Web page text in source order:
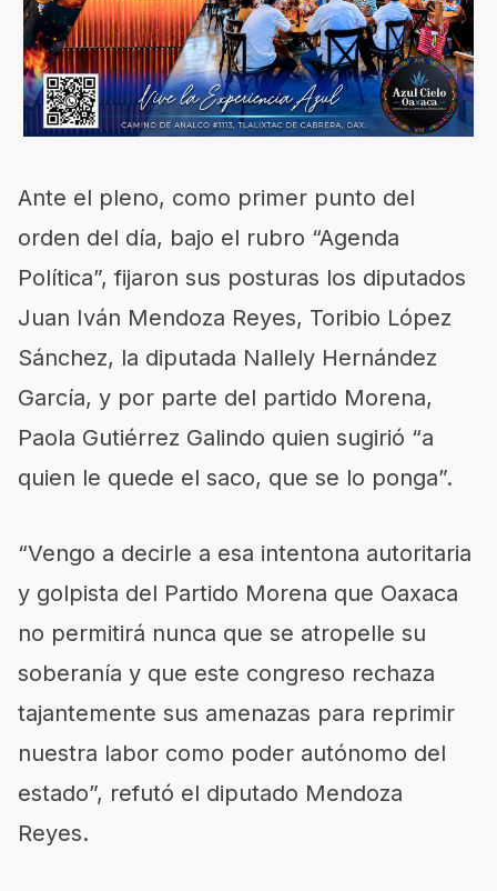
Ante el pleno, como primer punto del
orden del día, bajo el rubro “Agenda
Política”, fijaron sus posturas los diputados
Juan Iván Mendoza Reyes, Toribio López
Sánchez, la diputada Nallely Hernández
García, y por parte del partido Morena,
Paola Gutiérrez Galindo quien sugirió “a
quien le quede el saco, que se lo ponga”.
“Vengo a decirle a esa intentona autoritaria
y golpista del Partido Morena que Oaxaca
no permitirá nunca que se atropelle su
soberanía y que este congreso rechaza
tajantemente sus amenazas para reprimir
nuestra labor como poder autónomo del
estado”, refutó el diputado Mendoza
Reyes.